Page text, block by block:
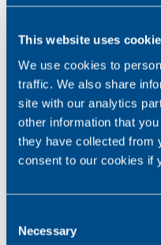
This website uses
We use cookies to
traffic. We also share
site with our analytics
other information that
they have collected from
consent to our cookies if
Selection
Necessary
Frei von
anwenden?
Sollte ich VISMED®